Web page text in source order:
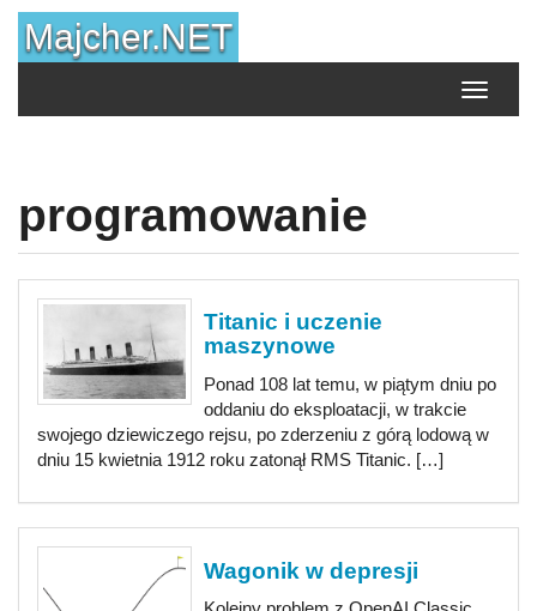
Skip
content
Majcher.NET
Toggle
programowanie
Titanic i uczenie
maszynowe
Ponad 108 lat temu, w piątym dniu po
oddaniu do eksploatacji, w trakcie
swojego dziewiczego rejsu, po zderzeniu z górą lodową w
dniu 15 kwietnia 1912 roku zatonął RMS Titanic. […]
Wagonik w depresji